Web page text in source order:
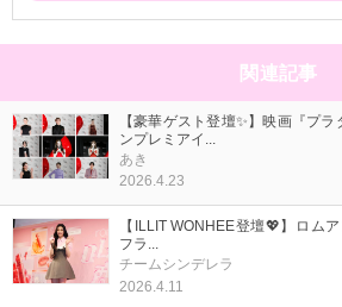
関連記事
【豪華ゲスト登壇✨】映画『プ
ンプレミアイ...
あき
2026.4.23
【ILLIT WONHEE登壇💖】ロム
フラ...
チームシンデレラ
2026.4.11